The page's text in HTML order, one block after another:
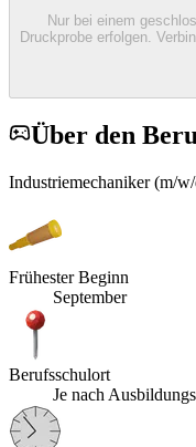
Nur bei einem
Druckprobe erfolgen.
Über den
Industriemechaniker (m/
Frühester Beginn
September
Berufsschulort
Je nach